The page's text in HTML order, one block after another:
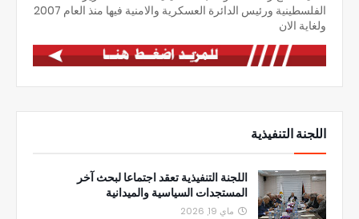
الفلسطينية ورئيس الدائرة العسكرية والامنية فيها منذ العام 2007
ولغاية الان
اللجنة التنفيذية
اللجنة التنفيذية تعقد اجتماعا لبحث آخر
المستجدات السياسية والميدانية
ماي 19, 2026